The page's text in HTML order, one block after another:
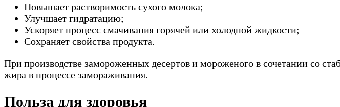
Повышает растворимость сухого молока;
Улучшает гидратацию;
Ускоряет процесс смачивания горячей или холодной жидкости;
Сохраняет свойства продукта.
При производстве замороженных десертов и мороженого в сочетании со
жира в процессе замораживания.
Польза для здоровья